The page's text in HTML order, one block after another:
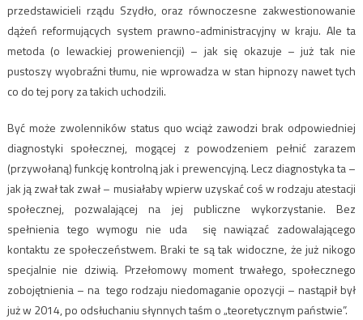
przedstawicieli rządu Szydło, oraz równoczesne zakwestionowanie
dążeń reformujących system prawno-administracyjny w kraju. Ale ta
metoda (o lewackiej proweniencji) – jak się okazuje – już tak nie
pustoszy wyobraźni tłumu, nie wprowadza w stan hipnozy nawet tych
co do tej pory za takich uchodzili.
Być może zwolenników status quo wciąż zawodzi brak odpowiedniej
diagnostyki społecznej, mogącej z powodzeniem pełnić zarazem
(przywołaną) funkcję kontrolną jak i prewencyjną. Lecz diagnostyka ta –
jak ją zwał tak zwał – musiałaby wpierw uzyskać coś w rodzaju atestacji
społecznej, pozwalającej na jej publiczne wykorzystanie. Bez
spełnienia tego wymogu nie uda się nawiązać zadowalającego
kontaktu ze społeczeństwem. Braki te są tak widoczne, że już nikogo
specjalnie nie dziwią. Przełomowy moment trwałego, społecznego
zobojętnienia – na tego rodzaju niedomaganie opozycji – nastąpił był
już w 2014, po odsłuchaniu słynnych taśm o „teoretycznym państwie”.